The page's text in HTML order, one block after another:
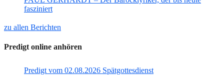
fasziniert
zu allen Berichten
Predigt online anhören
Predigt vom 02.08.2026 Spätgottesdienst